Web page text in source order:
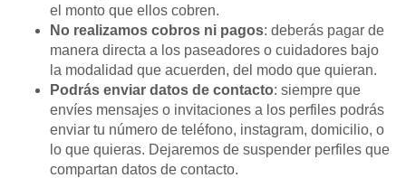
el monto que ellos cobren.
No realizamos cobros ni pagos: deberás pagar de
manera directa a los paseadores o cuidadores bajo
la modalidad que acuerden, del modo que quieran.
Podrás enviar datos de contacto: siempre que
envíes mensajes o invitaciones a los perfiles podrás
enviar tu número de teléfono, instagram, domicilio, o
lo que quieras. Dejaremos de suspender perfiles que
compartan datos de contacto.